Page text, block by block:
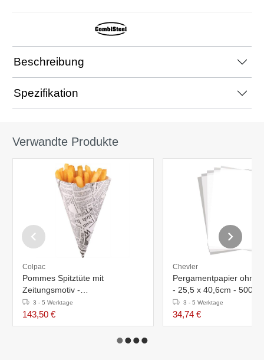
Beschreibung
Spezifikation
Verwandte Produkte
Colpac
Pommes Spitztüte mit
Zeitungsmotiv -
182x100x(h)183mm - 1000
Stück
3 - 5 Werktage
143,50 €
Chevler
Pergamentpapier ohne
- 25,5 x 40,6cm - 500
3 - 5 Werktage
34,74 €